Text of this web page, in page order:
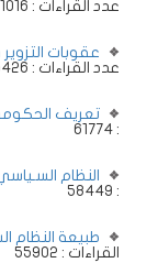
عدد القراءات : 91016
عقوبات
عدد القراءات : 85426
تعريف
: 61774
النظام
: 58449
طبيعة النظام
القراءات : 55902